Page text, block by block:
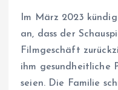
Im März 2023
an, dass der
Filmgeschäft
ihm gesundheitliche
seien. Die Familie